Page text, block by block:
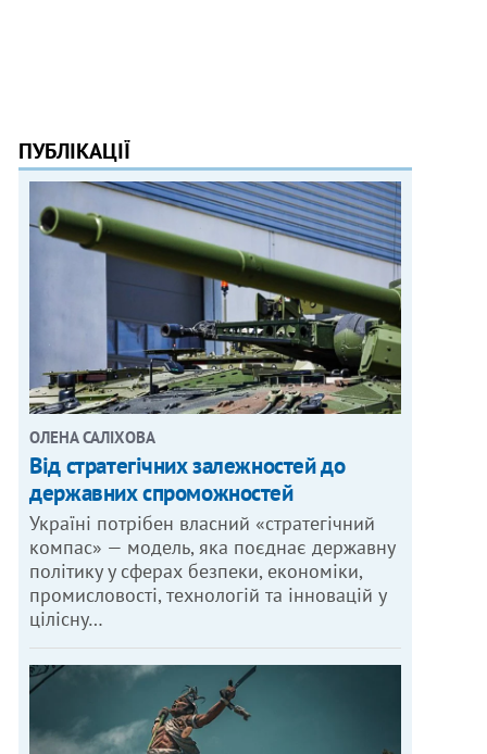
ПУБЛІКАЦІЇ
ОЛЕНА САЛІХОВА
Від стратегічних залежностей до
державних спроможностей
Україні потрібен власний «стратегічний
компас» — модель, яка поєднає державну
політику у сферах безпеки, економіки,
промисловості, технологій та інновацій у
цілісну…